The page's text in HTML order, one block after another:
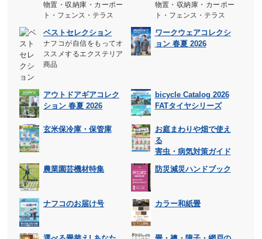
物置・収納庫・カーポー
ト・フェンス・テラス
物置・収納庫・カーポー
ト・フェンス・テラス
ベストセレクション
ナフコが自信をもってオ
ススメするエクステリア
商品
ワークウェアコレクシ
ョン 春夏 2026
アウトドアギアコレク
ション 春夏 2026
bicycle Catalog 2026
FATタイヤシリーズ
玄米保冷庫・保管庫
お庭まわりや畑で使え
る
害虫・病気対策ガイド
農業園芸機材特集
防災減災ハンドブック
ナフコのお届け号 カラー和紙畳